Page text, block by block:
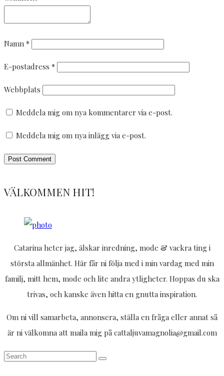
Namn *
E-postadress *
Webbplats
Meddela mig om nya kommentarer via e-post.
Meddela mig om nya inlägg via e-post.
VÄLKOMMEN HIT!
Catarina heter jag, älskar inredning, mode & vackra ting i
största allmänhet. Här får ni följa med i min vardag med min
familj, mitt hem, mode och lite andra ytligheter. Hoppas du ska
trivas, och kanske även hitta en gnutta inspiration.
Om ni vill samarbeta, annonsera, ställa en fråga eller annat så
är ni välkomna att maila mig på cattaljuvamagnolia@gmail.com